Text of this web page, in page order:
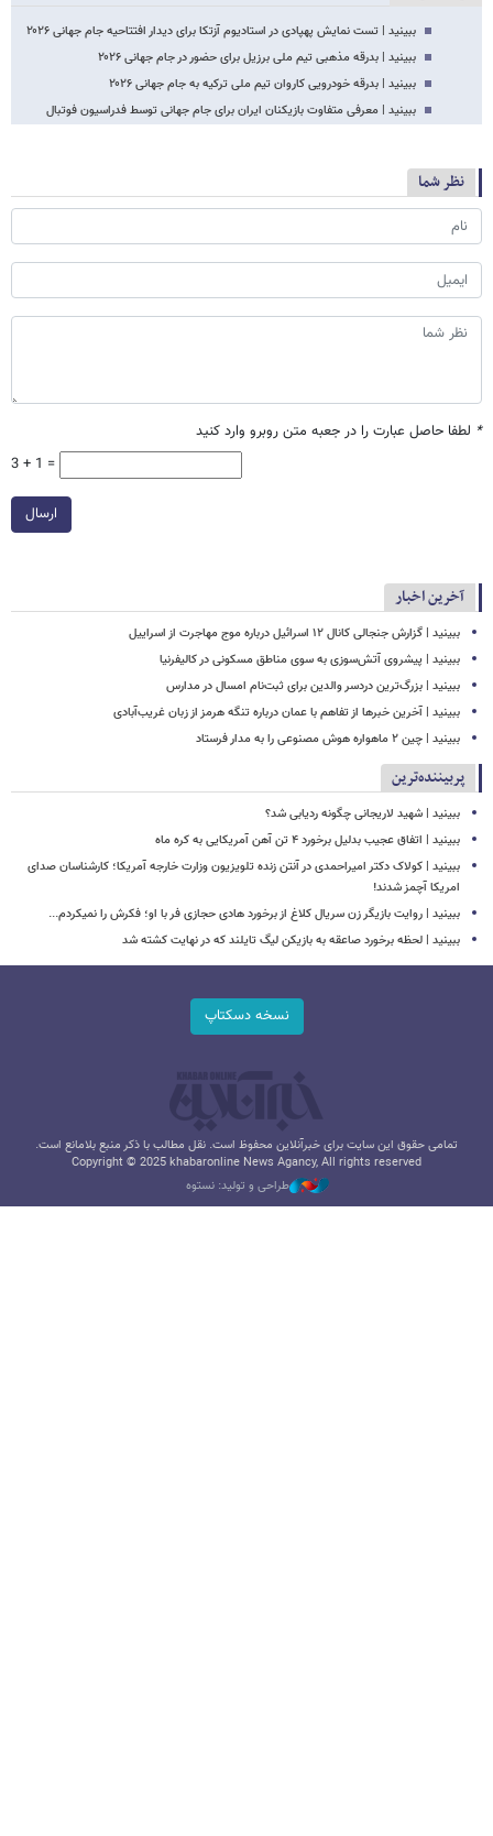
ببینید | تست نمایش پهپادی در استادیوم آزتکا برای دیدار افتتاحیه جام جهانی ۲۰۲۶
ببینید | بدرقه مذهبی تیم ملی برزیل برای حضور در جام جهانی ۲۰۲۶
ببینید | بدرقه خودرویی کاروان تیم ملی ترکیه به جام جهانی ۲۰۲۶
ببینید | معرفی متفاوت بازیکنان ایران برای جام جهانی توسط فدراسیون فوتبال
نظر شما
* لطفا حاصل عبارت را در جعبه متن روبرو وارد کنید
3 + 1 =
ارسال
آخرین اخبار
ببینید | گزارش جنجالی کانال ۱۲ اسرائیل درباره موج مهاجرت از اسراییل
ببینید | پیشروی آتش‌سوزی به سوی مناطق مسکونی در کالیفرنیا
ببینید | بزرگ‌ترین دردسر والدین برای ثبت‌نام امسال در مدارس
ببینید | آخرین خبرها از تفاهم با عمان درباره تنگه هرمز از زبان غریب‌آبادی
ببینید | چین ۲ ماهواره هوش مصنوعی را به مدار فرستاد
پربیننده‌ترین
ببینید | شهید لاریجانی چگونه ردیابی شد؟
ببینید | اتفاق عجیب بدلیل برخورد ۴ تن آهن آمریکایی به کره ماه
ببینید | کولاک دکتر امیراحمدی در آنتن زنده تلویزیون وزارت خارجه آمریکا؛ کارشناسان صدای
امریکا آچمز شدند!
ببینید | روایت بازیگر زن سریال کلاغ از برخورد هادی حجازی فر با او؛ فکرش را نمیکردم...
ببینید | لحظه برخورد صاعقه به بازیکن لیگ تایلند که در نهایت کشته شد
نسخه دسکتاپ
تمامی حقوق این سایت برای خبرآنلاین محفوظ است. نقل مطالب با ذکر منبع بلامانع است.
Copyright © 2025 khabaronline News Agancy, All rights reserved
طراحی و تولید: نستوه